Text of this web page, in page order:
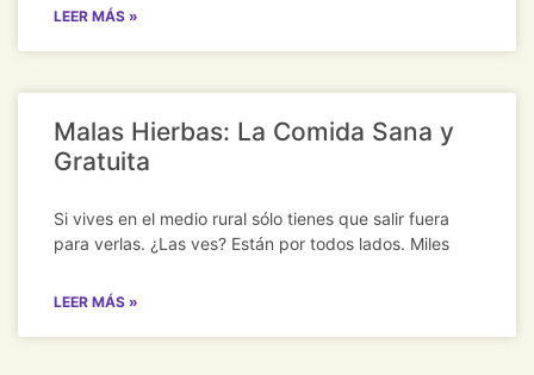
LEER MÁS »
Malas Hierbas: La Comida Sana y
Gratuita
Si vives en el medio rural sólo tienes que salir fuera
para verlas. ¿Las ves? Están por todos lados. Miles
LEER MÁS »